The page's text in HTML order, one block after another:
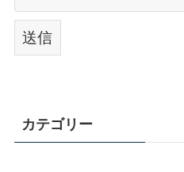
カテゴリー